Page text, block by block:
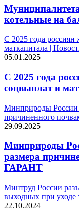
котельные на
С 2025 года
маткапитала |
05.01.2025
С 2025 года
соцвыплат и
Минприроды России
причиненного
29.09.2025
Минприроды
размера
ГАРАНТ
Минтруд России
выходных при
22.10.2024